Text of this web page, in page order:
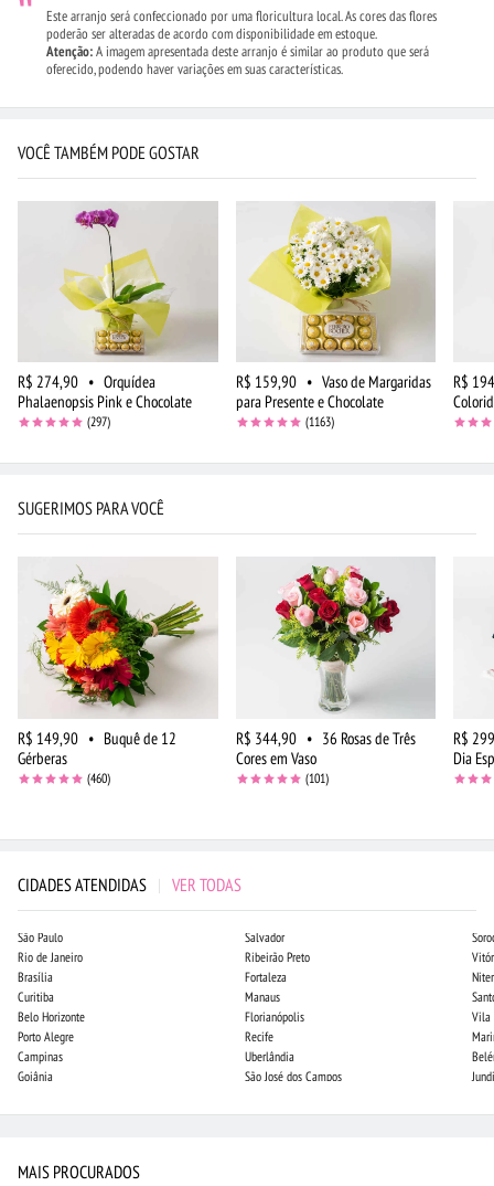
Este arranjo será confeccionado por uma floricultura local. As cores das flores
poderão ser alteradas de acordo com disponibilidade em estoque.
Atenção:A imagem apresentada deste arranjo é similar ao produto que será
oferecido, podendo haver variações em suas características.
VOCÊ TAMBÉM PODE GOSTAR
R$ 274,90 • Orquídea
Phalaenopsis Pink e Chocolate
(297)
R$ 159,90 • Vaso de Margaridas
para Presente e Chocolate
(1163)
R$
SUGERIMOS PARA VOCÊ
R$ 149,90 • Buquê de 12
Gérberas
(460)
R$ 344,90 • 36 Rosas de Três
Cores em Vaso
(101)
R$
Dia
CIDADES ATENDIDAS | VER TODAS
São Paulo
Rio de Janeiro
Brasília
Curitiba
Belo Horizonte
Porto Alegre
Campinas
Goiânia
Salvador
Ribeirão Preto
Fortaleza
Manaus
Florianópolis
Recife
Uberlândia
São José dos Campos
Vila
MAIS PROCURADOS